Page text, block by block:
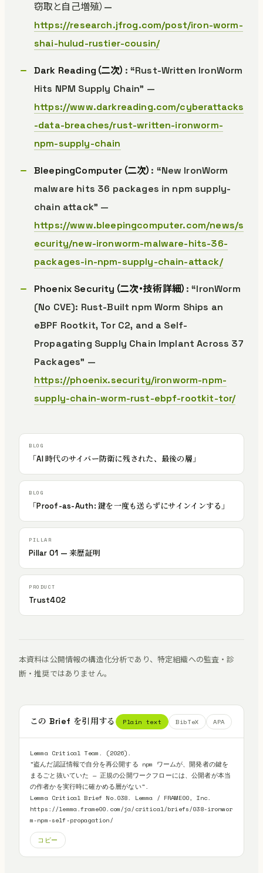
窃取と自己増殖）—
https://research.jfrog.com/post/iron-worm-
shai-hulud-rustier-cousin/
Dark Reading（二次） : “Rust-Written IronWorm
Hits NPM Supply Chain” —
https://www.darkreading.com/cyberattacks
-data-breaches/rust-written-ironworm-
npm-supply-chain
BleepingComputer（二次） : “New IronWorm
malware hits 36 packages in npm supply-
chain attack” —
https://www.bleepingcomputer.com/news/s
ecurity/new-ironworm-malware-hits-36-
packages-in-npm-supply-chain-attack/
Phoenix Security（二次・技術詳細） : “IronWorm
(No CVE): Rust-Built npm Worm Ships an
eBPF Rootkit, Tor C2, and a Self-
Propagating Supply Chain Implant Across 37
Packages” —
https://phoenix.security/ironworm-npm-
supply-chain-worm-rust-ebpf-rootkit-tor/
「AI 時代のサイバー防衛に残された、最後の層」
「Proof-as-Auth: 鍵を一度も送らずにサインインする」
Pillar 01 — 来歴証明
Trust402
本資料は公開情報の構造化分析であり、特定組織への監査・診
断・推奨ではありません。
この Brief を引用する Plain text BibTeX APA
Lemma Critical Team. (2026).
"盗んだ認証情報で自分を再公開する npm ワームが、開発者の鍵を
まるごと抜いていた — 正規の公開ワークフローには、公開者が本当
の作者かを実行時に確かめる層がない".
Lemma Critical Brief No.038. Lemma / FRAME00, Inc.
https://lemma.frame00.com/ja/critical/briefs/038-ironwor
m-npm-self-propagation/
コピー